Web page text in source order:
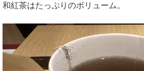
和紅茶はたっぷりのボリューム。